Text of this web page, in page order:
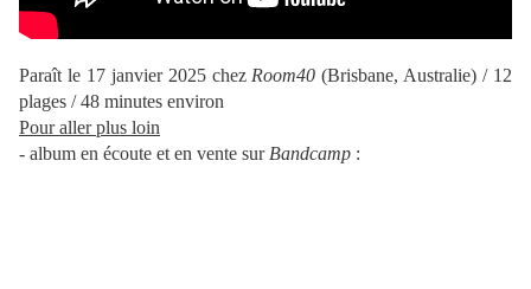
Paraît le 17 janvier 2025 chez Room40 (Brisbane, Australie) / 12
plages / 48 minutes environ
Pour aller plus loin
- album en écoute et en vente sur Bandcamp :